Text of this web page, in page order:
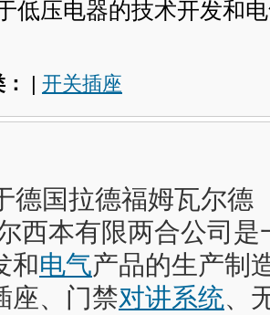
低压电器的技术开发和
| 开关插座
德国拉德福姆瓦尔德
西本有限两合公司
和电气产品的生产制
座、门禁对讲系统、